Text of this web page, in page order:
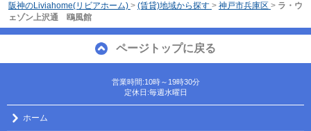
阪神のLiviahome(リビアホーム) > (賃貸)地域から探す > 神戸市兵庫区 > ラ・ウ
ェゾン上沢通 鴎風館
ページトップに戻る
営業時間:10時～19時30分
定休日:毎週水曜日
ホーム